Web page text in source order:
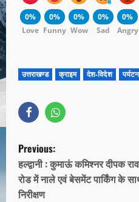
0%
Love
0%
Funny
0%
Wow
0%
Sad
0%
Angry
उत्तराखण्ड क्राइम देश-विदेश पर्यटन
Previous:
हल्द्वानी : कुमाऊं कमिश्नर दीपक
रोड में नाले एवं बेसमेंट पार्किंग के
निरीक्षण